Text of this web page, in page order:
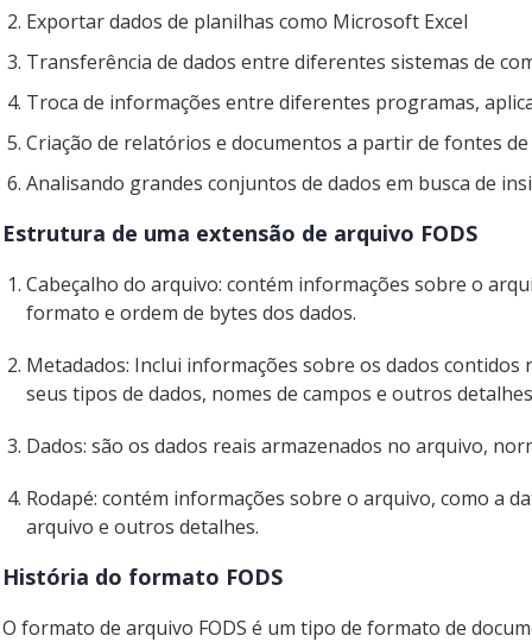
Exportar dados de planilhas como Microsoft Excel
Transferência de dados entre diferentes sistemas de
Troca de informações entre diferentes programas,
Criação de relatórios e documentos a partir de fontes
Analisando grandes conjuntos de dados em busca de
Estrutura de uma extensão de arquivo FODS
Cabeçalho do arquivo: contém informações sobre o
formato e ordem de bytes dos dados.
Metadados: Inclui informações sobre os dados
seus tipos de dados, nomes de campos e outros
Dados: são os dados reais armazenados no arquivo,
Rodapé: contém informações sobre o arquivo, como a
arquivo e outros detalhes.
História do formato FODS
O formato de arquivo FODS é um tipo de formato de